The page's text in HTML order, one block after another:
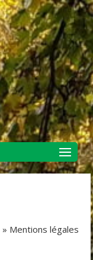
» Mentions légales